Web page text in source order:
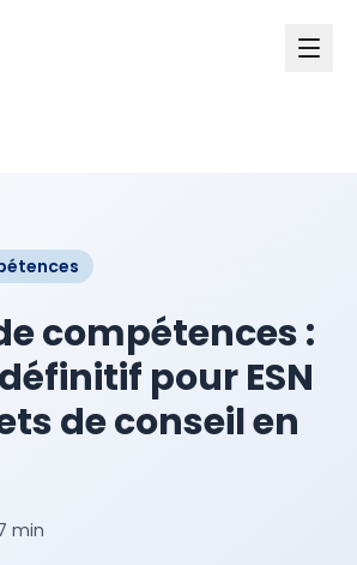
compétences :
pour ESN
de conseil en
min